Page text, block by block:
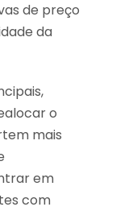
de preço
da
o
mais
em
com